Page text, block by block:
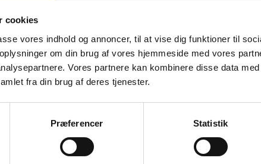
cookies
vores indhold og annoncer, til at vise dig funktioner til
om din brug af vores hjemmeside med vores
Vores partnere kan kombinere disse data
fra din brug af deres tjenester.
Præferencer Statistik
Sigkærgårdsvej 8, 8660 Skanderborg